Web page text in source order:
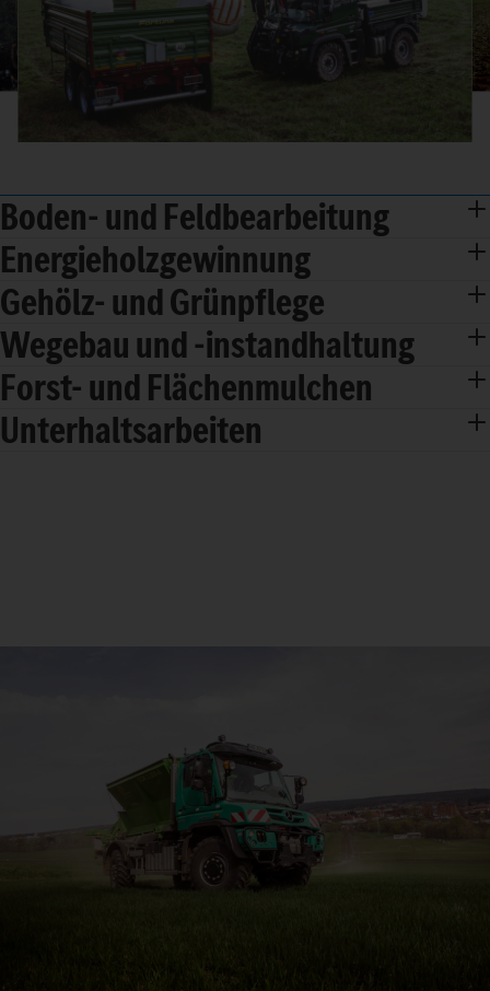
Boden- und Feldbearbeitung
Energieholzgewinnung
Gehölz- und Grünpflege
Wegebau und -instandhaltung
Forst- und Flächenmulchen
Unterhaltsarbeiten